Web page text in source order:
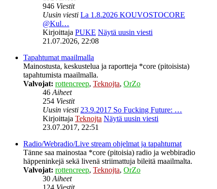
946 Viestit
Uusin viesti La 1.8.2026 KOUVOSTOCORE
@Kul…
Kirjoittaja PUKE Näytä uusin viesti
21.07.2026, 22:08
Tapahtumat maailmalla
Mainostusta, keskustelua ja raportteja *core (pitoisista)
tapahtumista maailmalla.
Valvojat: rottencreep, Teknojta, OrZo
46Aiheet
254 Viestit
Uusin viesti 23.9.2017 So Fucking Future: …
Kirjoittaja Teknojta Näytä uusin viesti
23.07.2017, 22:51
Radio/Webradio/Live stream ohjelmat ja tapahtumat
Tänne saa mainostaa *core (pitoisia) radio ja webbiradio
häppeninkejä sekä livenä striimattuja bileitä maailmalta.
Valvojat: rottencreep, Teknojta, OrZo
30Aiheet